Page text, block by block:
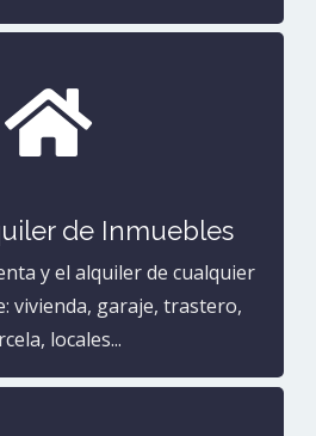

de Inmuebles
y el alquiler de cualquier
vivienda, garaje, trastero,
locales...